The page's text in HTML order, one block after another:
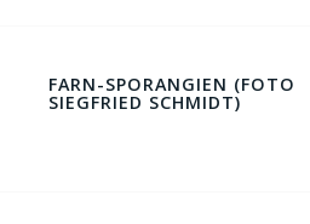
FARN-SPORANGIEN (FOTO
SIEGFRIED SCHMIDT)